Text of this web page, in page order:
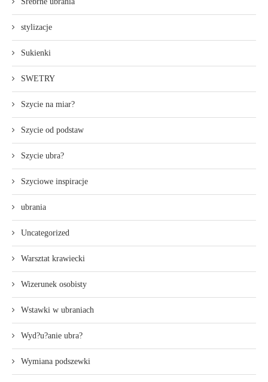
stylizacje
Sukienki
SWETRY
Szycie na miar?
Szycie od podstaw
Szycie ubra?
Szyciowe inspiracje
ubrania
Uncategorized
Warsztat krawiecki
Wizerunek osobisty
Wstawki w ubraniach
Wyd?u?anie ubra?
Wymiana podszewki